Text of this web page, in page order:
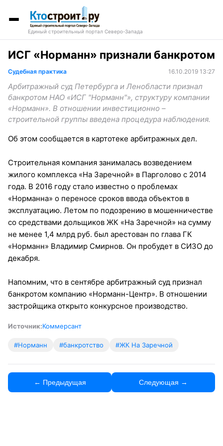
Единый строительный портал Северо-Запада
ИСГ «Норманн» признали банкротом
Судебная практика 16.10.2019 13:27
Арбитражный суд Петербурга и Ленобласти признал
банкротом НАО «ИСГ "Норманн"», структуру компании
«Норманн». В отношении инвестиционно –
строительной группы введена процедура наблюдения.
Об этом сообщается в картотеке арбитражных дел.
Строительная компания занималась возведением
жилого комплекса «На Заречной» в Парголово с 2014
года. В 2016 году стало известно о проблемах
«Норманна» о переносе сроков ввода объектов в
эксплуатацию. Летом по подозрению в мошенничестве
со средствами дольщиков ЖК «На Заречной» на сумму
не менее 1,4 млрд руб. был арестован по глава ГК
«Норманн» Владимир Смирнов. Он пробудет в СИЗО до
декабря.
Напомним, что в сентябре арбитражный суд признал
банкротом компанию «Норманн-Центр». В отношении
застройщика открыто конкурсное производство.
Источник:Коммерсант
#Норманн #банкротство #ЖК На Заречной
← Предыдущая Следующая →